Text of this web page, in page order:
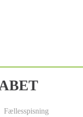
Fællesspisning